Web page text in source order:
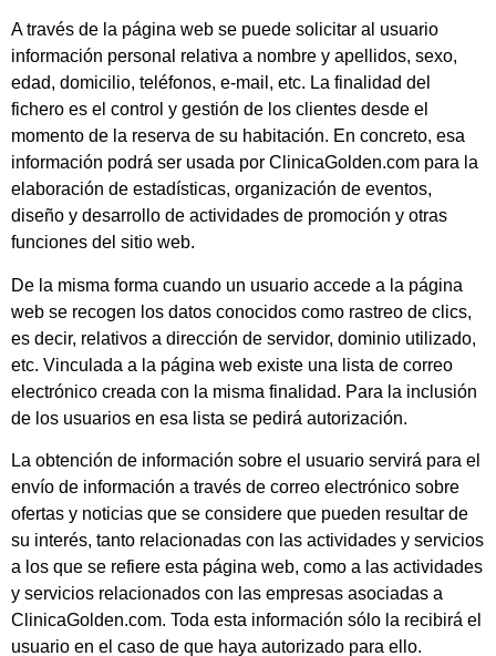
A través de la página web se puede solicitar al usuario
información personal relativa a nombre y apellidos, sexo,
edad, domicilio, teléfonos, e-mail, etc. La finalidad del
fichero es el control y gestión de los clientes desde el
momento de la reserva de su habitación. En concreto, esa
información podrá ser usada por ClinicaGolden.com para la
elaboración de estadísticas, organización de eventos,
diseño y desarrollo de actividades de promoción y otras
funciones del sitio web.
De la misma forma cuando un usuario accede a la página
web se recogen los datos conocidos como rastreo de clics,
es decir, relativos a dirección de servidor, dominio utilizado,
etc. Vinculada a la página web existe una lista de correo
electrónico creada con la misma finalidad. Para la inclusión
de los usuarios en esa lista se pedirá autorización.
La obtención de información sobre el usuario servirá para el
envío de información a través de correo electrónico sobre
ofertas y noticias que se considere que pueden resultar de
su interés, tanto relacionadas con las actividades y servicios
a los que se refiere esta página web, como a las actividades
y servicios relacionados con las empresas asociadas a
ClinicaGolden.com. Toda esta información sólo la recibirá el
usuario en el caso de que haya autorizado para ello.